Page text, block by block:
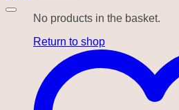
No products in the basket.
Return to shop